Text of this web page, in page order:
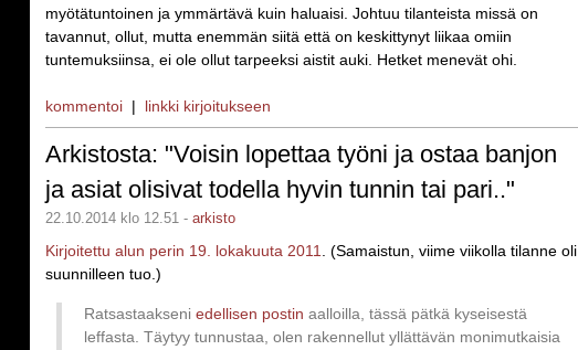
myötätuntoinen ja ymmärtävä kuin haluaisi. Johtuu tilanteista missä on
tavannut, ollut, mutta enemmän siitä että on keskittynyt liikaa omiin
tuntemuksiinsa, ei ole ollut tarpeeksi aistit auki. Hetket menevät ohi.
kommentoi| linkki kirjoitukseen
Arkistosta: "Voisin lopettaa työni ja ostaa banjon
ja asiat olisivat todella hyvin tunnin tai pari.."
22.10.2014 klo 12.51 - arkisto
Kirjoitettu alun perin 19. lokakuuta 2011
. (Samaistun, viime viikolla tilanne oli
suunnilleen tuo.)
Ratsastaakseni edellisen postin aalloilla, tässä pätkä kyseisestä
leffasta. Täytyy tunnustaa, olen rakennellut yllättävän monimutkaisia